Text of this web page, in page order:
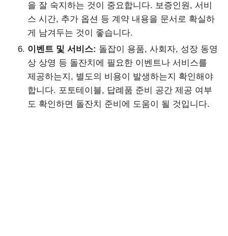
을 잘 숙지하는 것이 중요합니다. 보증인원, 서비
스 시간, 추가 옵션 등 계약 내용을 문서로 확실하
게 남겨두는 것이 좋습니다.
이벤트 및 서비스: 돌잡이 용품, 사회자, 성장 동영
상 상영 등 돌잔치에 필요한 이벤트나 서비스를
제공하는지, 별도의 비용이 발생하는지 확인해야
합니다. 포토테이블, 답례품 준비 공간 제공 여부
도 확인하면 돌잔치 준비에 도움이 될 것입니다.